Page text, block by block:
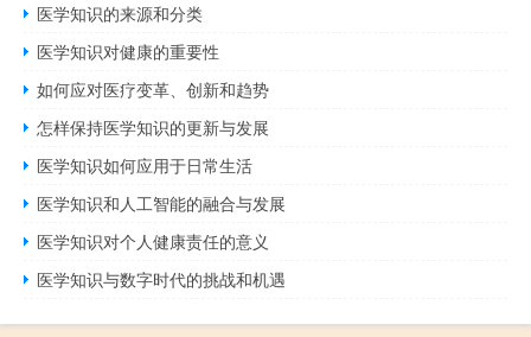
医学知识的来源和分类
医学知识对健康的重要性
如何应对医疗变革、创新和趋势
怎样保持医学知识的更新与发展
医学知识如何应用于日常生活
医学知识和人工智能的融合与发展
医学知识对个人健康责任的意义
医学知识与数字时代的挑战和机遇